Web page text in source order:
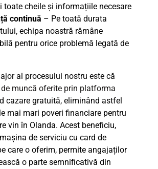
toate cheile și informațiile necesare
continuă – Pe toată durata
echipa noastră rămâne
pentru orice problemă legată de
al procesului nostru este că
muncă oferite prin platforma
cazare gratuită, eliminând astfel
mai mari poveri financiare pentru
vin în Olanda. Acest beneficiu,
de serviciu cu card de
care o oferim, permite angajaților
o parte semnificativă din